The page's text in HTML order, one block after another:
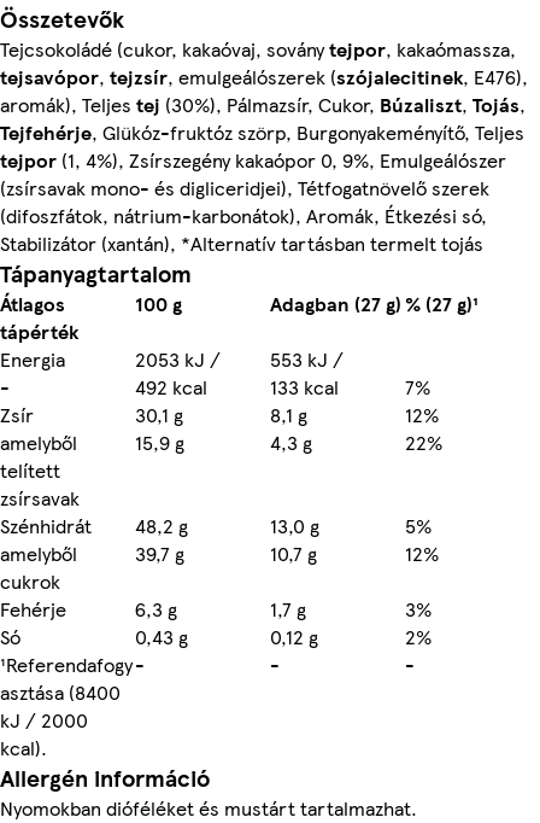
Összetevők
Tejcsokoládé (cukor, kakaóvaj, soványtejpor, kakaómassza,
tejsavópor, tejzsír, emulgeálószerek (szójalecitinek, E476),
aromák), Teljes tej (30%), Pálmazsír, Cukor, Búzaliszt, Tojás,
Tejfehérje, Glükóz-fruktóz szörp, Burgonyakeményítő, Teljes
tejpor (1, 4%), Zsírszegény kakaópor 0, 9%, Emulgeálószer
(zsírsavak mono- és digliceridjei), Tétfogatnövelő szerek
(difoszfátok, nátrium-karbonátok), Aromák, Étkezési só,
Stabilizátor (xantán), *Alternatív tartásban termelt tojás
Tápanyagtartalom
Átlagos
tápérték
100 g Adagban (27 g)% (27 g)¹
Energia
2053 kJ /
553 kJ /
-
492 kcal 133 kcal
7%
Zsír
30,1 g 8,1 g
12%
amelyből
telített
zsírsavak
15,9 g 4,3 g 22%
Szénhidrát 48,2 g 13,0 g
5%
amelyből
cukrok
39,7 g 10,7 g
12%
Fehérje
6,3 g 1,7 g
3%
Só
0,43 g 0,12 g
2%
¹Referendafogy
asztása (8400
kJ / 2000
kcal).
- - -
Allergén információ
Nyomokban dióféléket és mustárt tartalmazhat.